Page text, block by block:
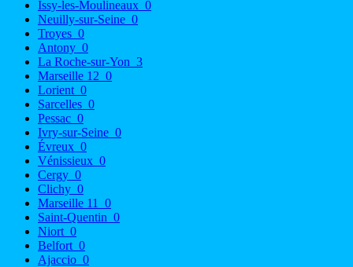
Issy-les-Moulineaux 0
Neuilly-sur-Seine 0
Troyes 0
Antony 0
La Roche-sur-Yon 3
Marseille 12 0
Lorient 0
Sarcelles 0
Pessac 0
Ivry-sur-Seine 0
Évreux 0
Vénissieux 0
Cergy 0
Clichy 0
Marseille 11
0
Saint-Quentin 0
Niort 0
Belfort 0
Ajaccio 0